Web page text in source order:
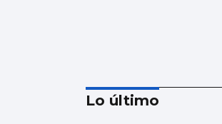
Lo último